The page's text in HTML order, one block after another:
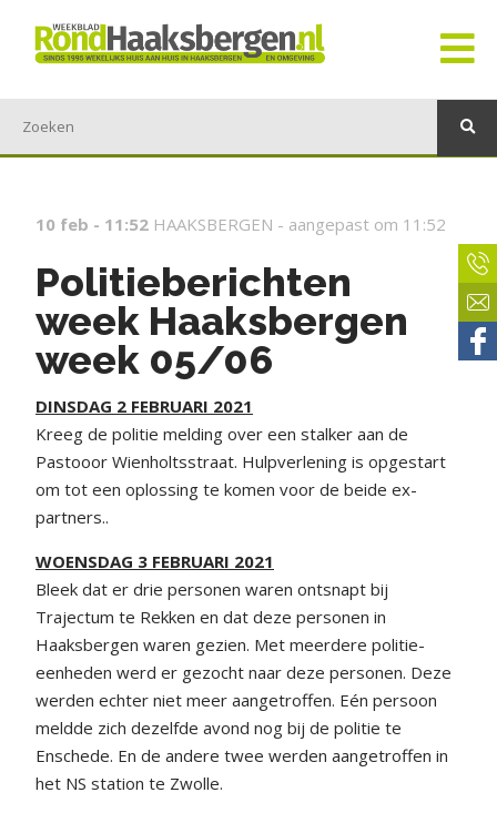
10 feb - 11:52 HAAKSBERGEN - aangepast om 11:52
Politieberichten
week Haaksbergen
week 05/06
DINSDAG 2 FEBRUARI 2021
Kreeg de politie melding over een stalker aan de
Pastooor Wienholtsstraat. Hulpverlening is opgestart
om tot een oplossing te komen voor de beide ex-
partners..
WOENSDAG 3 FEBRUARI 2021
Bleek dat er drie personen waren ontsnapt bij
Trajectum te Rekken en dat deze personen in
Haaksbergen waren gezien. Met meerdere politie-
eenheden werd er gezocht naar deze personen. Deze
werden echter niet meer aangetroffen. Eén persoon
meldde zich dezelfde avond nog bij de politie te
Enschede. En de andere twee werden aangetroffen in
het NS station te Zwolle.